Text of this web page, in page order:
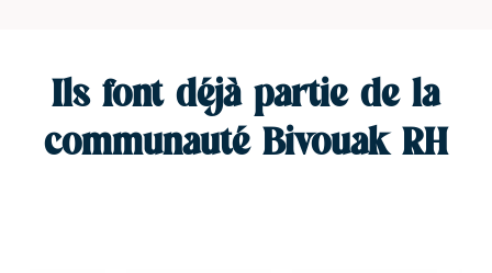
Ils font déjà partie de la
communauté Bivouak RH